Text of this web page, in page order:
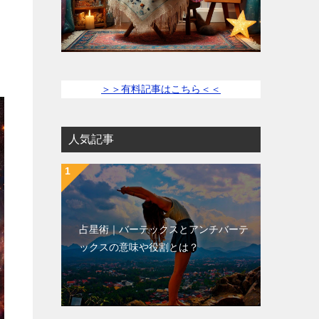
＞＞有料記事はこちら＜＜
人気記事
占星術｜バーテックスとアンチバーテ
ックスの意味や役割とは？